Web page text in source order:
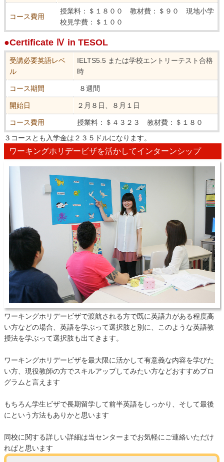
コース費用
授業料：＄１８００ 教材費：＄９０ 現地小学
校見学費：＄１００
●Certificate Ⅳ in TESOL
受講必要英語レベ
ル
IELTS5.5 または学校エントリーテスト合格
時
コース期間 ８週間
開始日 ２月８日、８月１日
コース費用
授業料：＄４３２３ 教材費：＄１８０
３コースとも入学金は２３５ドルになります。
ワーキングホリデービザを活かしてインターンシップ
ワーキングホリデービザで渡航される方で既に英語力がある程度高
い方などの場合、英語を学ぶって選択肢と別に、このような英語教
授法を学ぶって選択肢も出てきます。
ワーキングホリデービザを最大限に活かして有意義な内容を学びた
い方、現役教師の方でスキルアップしてみたい方などおすすめプロ
グラムと言えます
もちろん学生ビザで長期留学して前半英語をしっかり、そして最後
にという方法もありかと思います
同校に関する詳しい詳細は当センターまでお気軽にご連絡いただけ
ればと思います